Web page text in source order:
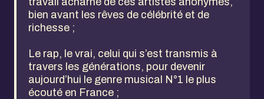
bien avant les rêves de célébrité et de
richesse ;
Le rap, le vrai, celui qui s’est transmis à
travers les générations, pour devenir
aujourd’hui le genre musical N°1 le plus
écouté en France ;